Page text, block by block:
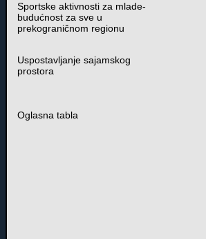
Sportske aktivnosti za mlade-
budućnost za sve u
prekograničnom regionu
Uspostavljanje sajamskog
prostora
Oglasna tabla